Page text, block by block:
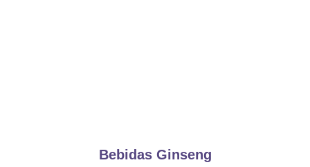
Bebidas Ginseng